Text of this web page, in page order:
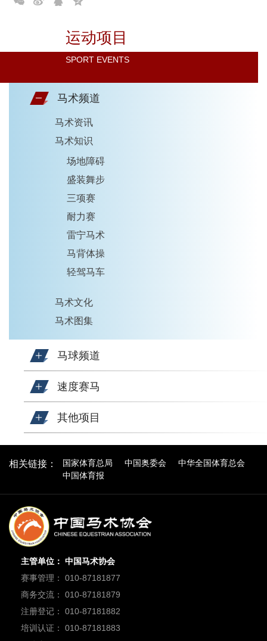
运动项目
SPORT EVENTS
马术频道
马术资讯
马术知识
场地障碍
盛装舞步
三项赛
耐力赛
雷宁马术
马背体操
轻驾马车
马术文化
马术图集
马球频道
速度赛马
其他项目
相关链接： 国家体育总局 中国奥委会
中华全国体育总会
中国体育报
主管单位： 中国马术协会
赛事管理： 010-87181877
商务交流： 010-87181879
注册登记： 010-87181882
培训认证： 010-87181883